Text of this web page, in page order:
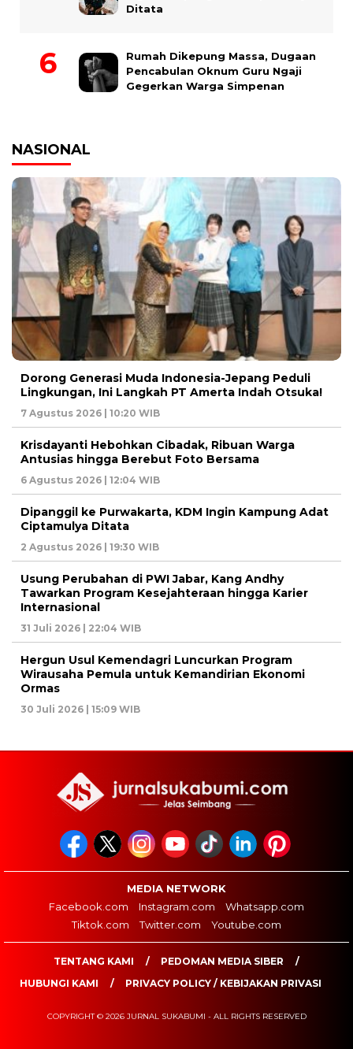
Ditata
Rumah Dikepung Massa, Dugaan
Pencabulan Oknum Guru Ngaji
Gegerkan Warga Simpenan
NASIONAL
Dorong Generasi Muda Indonesia-Jepang Peduli
Lingkungan, Ini Langkah PT Amerta Indah Otsuka!
7 Agustus 2026 | 10:20 WIB
Krisdayanti Hebohkan Cibadak, Ribuan Warga
Antusias hingga Berebut Foto Bersama
6 Agustus 2026 | 12:04 WIB
Dipanggil ke Purwakarta, KDM Ingin Kampung Adat
Ciptamulya Ditata
2 Agustus 2026 | 19:30 WIB
Usung Perubahan di PWI Jabar, Kang Andhy
Tawarkan Program Kesejahteraan hingga Karier
Internasional
31 Juli 2026 | 22:04 WIB
Hergun Usul Kemendagri Luncurkan Program
Wirausaha Pemula untuk Kemandirian Ekonomi
Ormas
30 Juli 2026 | 15:09 WIB
MEDIA NETWORK
Facebook.com
Instagram.com
Whatsapp.com
Tiktok.com
Twitter.com Youtube.com
TENTANG KAMI
PEDOMAN MEDIA SIBER
HUBUNGI KAMI
PRIVACY POLICY / KEBIJAKAN PRIVASI
COPYRIGHT © 2026 JURNAL SUKABUMI - ALL RIGHTS RESERVED